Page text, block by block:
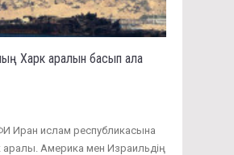
Харк аралын басып ала
Иран ислам республикасына
аралы. Америка мен Израильдің